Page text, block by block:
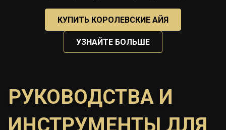
КУПИТЬ КОРОЛЕВСКИЕ АЙЯ
УЗНАЙТЕ БОЛЬШЕ
РУКОВОДСТВА И